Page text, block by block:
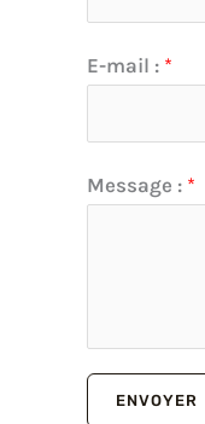
E-mail : *
Message : *
ENVOYER